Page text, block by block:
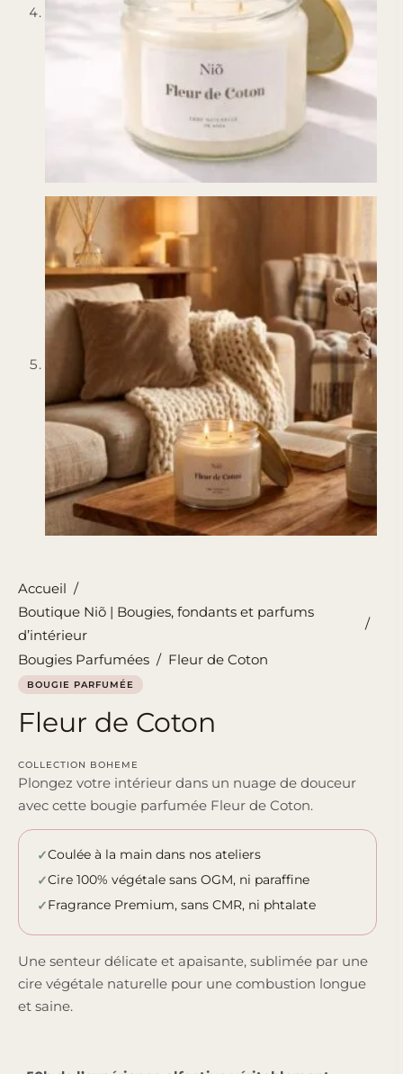
Accueil /
Boutique Niõ | Bougies, fondants et parfums
d’intérieur
/
Bougies Parfumées / Fleur de Coton
BOUGIE PARFUMÉE
Fleur de Coton
COLLECTION BOHEME
Plongez votre intérieur dans un nuage de douceur
avec cette bougie parfumée Fleur de Coton.
Coulée à la main dans nos ateliers
Cire 100% végétale sans OGM, ni paraffine
Fragrance Premium, sans CMR, ni phtalate
Une senteur délicate et apaisante, sublimée par une
cire végétale naturelle pour une combustion longue
et saine.